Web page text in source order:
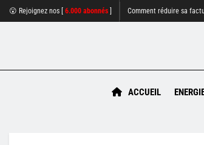
😮 Rejoignez nos [ 6.000 abonnés Comment réduire sa
ACCUEIL